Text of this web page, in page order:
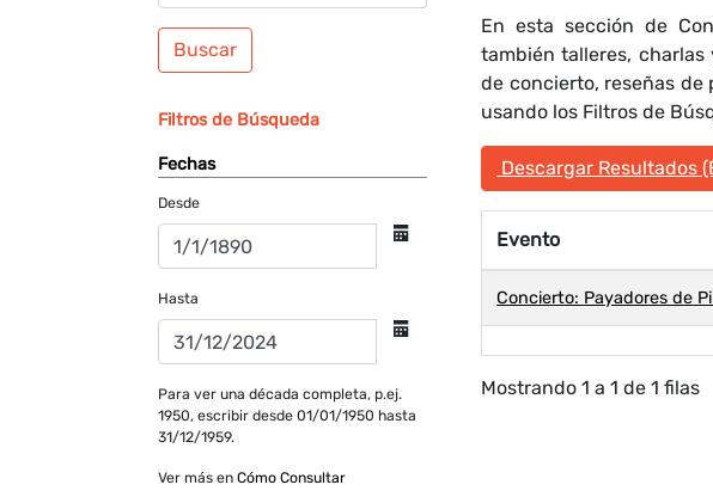
Buscar
Filtros de Búsqueda
Fechas
Desde
Hasta
Para ver una década completa, p.ej.
1950, escribir desde 01/01/1950 hasta
31/12/1959.
Ver más en Cómo Consultar
En esta sección de
también talleres,
de concierto, reseñas de
usando los Filtros de
Descargar Resultados
Evento
Concierto: Payadores de
Mostrando 1 a 1 de 1 filas